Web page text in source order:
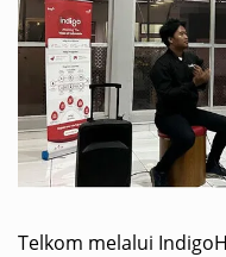
Telkom melalui